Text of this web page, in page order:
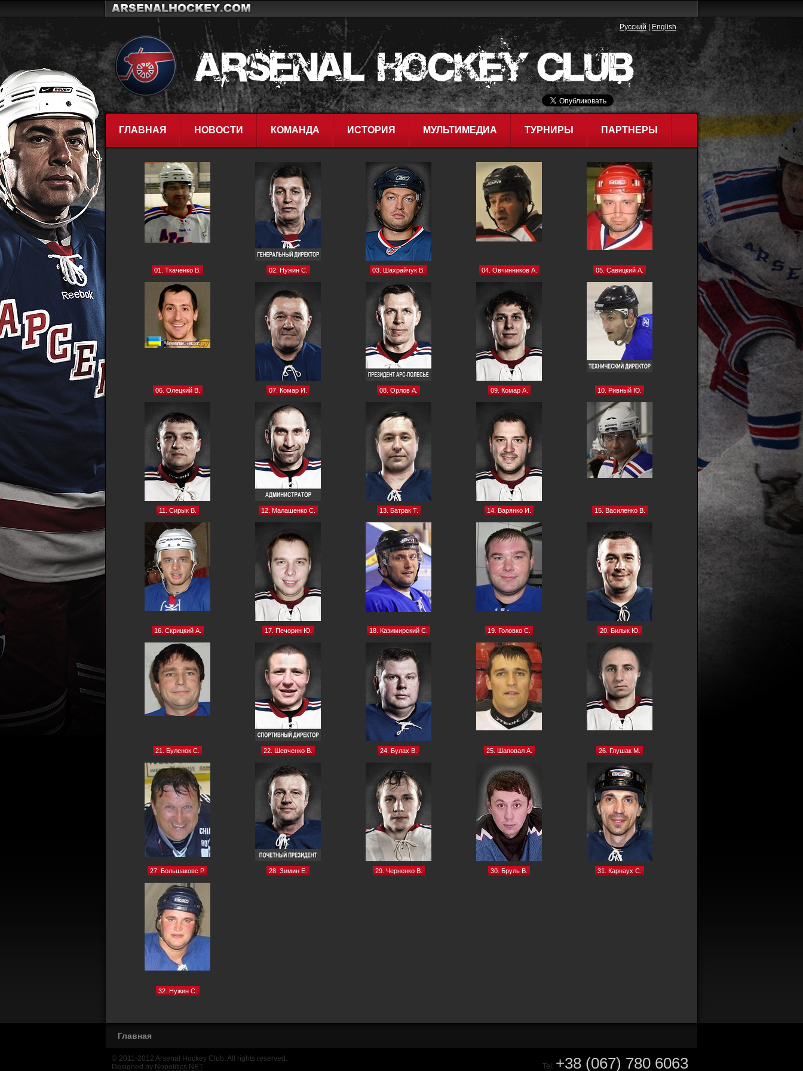
Русский English
ГЛАВНАЯ НОВОСТИ КОМАНДА ИСТОРИЯ МУЛЬТИМЕДИА ТУРНИРЫ ПАРТНЕРЫ
01. Ткаченко В. 02. Нужин С. 03. Шахрайчук В. 04. Овчинников А. 05. Савицкий А.
06. Олецкий В. 07. Комар И. 08. Орлов А. 09. Комар А. 10. Ривный Ю.
11. Сирык В. 12. Малашенко С. 13. Батрак Т. 14. Варянко И. 15. Василенко В.
16. Скрицкий А. 17. Печорин Ю. 18. Казимирский С. 19. Головко С. 20. Билык Ю.
21. Буленок С. 22. Шевченко В. 24. Булах В. 25. Шаповал А. 26. Глушак М.
27. Большаковс Р. 28. Зимин Е. 29. Черненко В. 30. Бруль В. 31. Карнаух С.
32. Нужин С.
Главная
© 2011-2012 Arsenal Hockey Club. All rights reserved.
Designed by Nopolitics.NET Tel: +38 (067) 780 6063